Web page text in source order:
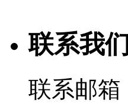
联系我们
联系邮箱